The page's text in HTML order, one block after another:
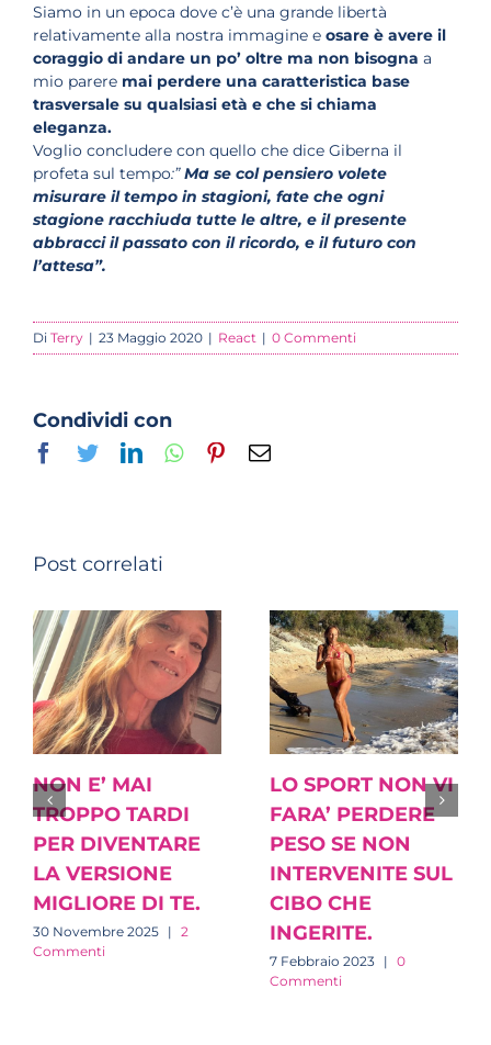
Siamo in un epoca dove c’è una grande libertà
relativamente alla nostra immagine e osare è avere il
coraggio di andare un po’ oltre ma non bisogna a
mio parere mai perdere una caratteristica base
trasversale su qualsiasi età e che si chiama
eleganza.
Voglio concludere con quello che dice Giberna il
profeta sul tempo:”Ma se col pensiero volete
misurare il tempo in stagioni, fate che ogni
stagione racchiuda tutte le altre, e il presente
abbracci il passato con il ricordo, e il futuro con
l’attesa”.
Di Terry | 23 Maggio 2020 | React | 0 Commenti
Condividi con
Facebook
TwitterLinkedInWhatsapp
Pinterest
Email
Post correlati
NON E’ MAI
TROPPO TARDI
PER DIVENTARE
LA VERSIONE
MIGLIORE DI TE.
30 Novembre 2025 | 2
Commenti
LO SPORT NON VI
FARA’ PERDERE
PESO SE NON
INTERVENITE SUL
CIBO CHE
INGERITE.
7 Febbraio 2023 | 0
Commenti